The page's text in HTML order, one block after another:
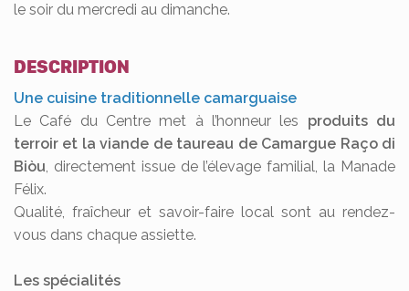
le soir du mercredi au dimanche.
DESCRIPTION
Une cuisine traditionnelle camarguaise
Le Café du Centre met à l’honneur les produits du
terroir et la viande de taureau de Camargue Raço di
Biòu, directement issue de l’élevage familial, la Manade
Félix.
Qualité, fraîcheur et savoir-faire local sont au rendez-
vous dans chaque assiette.
Les spécialités